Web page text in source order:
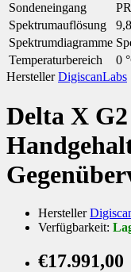
Sondeneingang
Spektrumauflösung
Spektrumdiagramme
Temperaturbereich
0
HerstellerDigiscanLabs
Delta X
Hersteller
Verfügbarkeit:
€17.991,00